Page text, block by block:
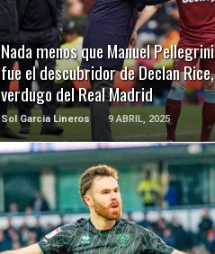
Nada menos que Manuel Pellegrini
fue el descubridor de Declan Rice,
verdugo del Real Madrid
Sol Garcia Lineros 9 ABRIL, 2025
LEER MÁS
LEER MÁS